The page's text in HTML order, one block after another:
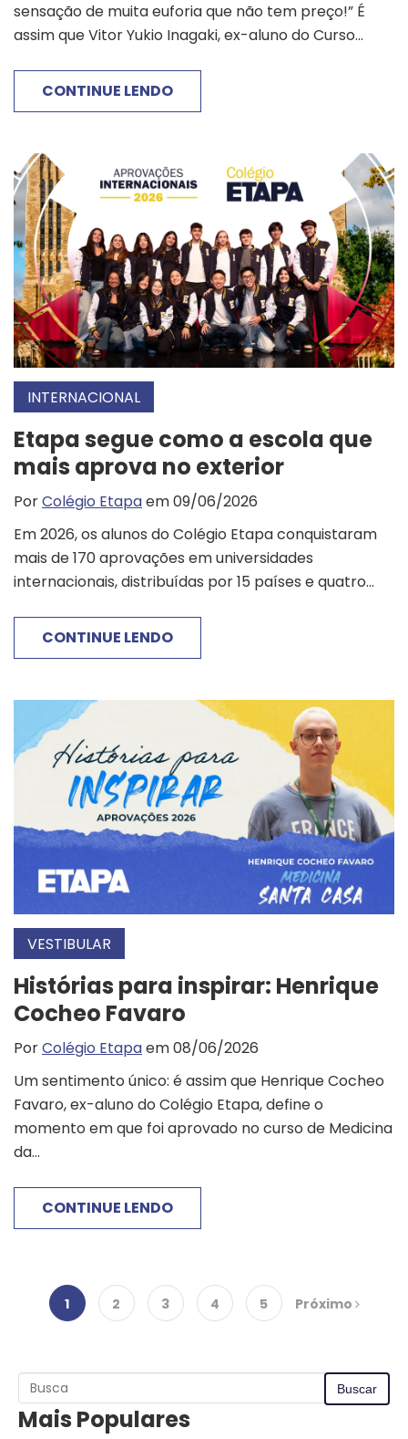
sensação de muita euforia que não tem preço!” É
assim que Vitor Yukio Inagaki, ex-aluno do Curso...
CONTINUE LENDO
INTERNACIONAL
Etapa segue como a escola que
mais aprova no exterior
PorColégio Etapaem 09/06/2026
Em 2026, os alunos do Colégio Etapa conquistaram
mais de 170 aprovações em universidades
internacionais, distribuídas por 15 países e quatro...
CONTINUE LENDO
VESTIBULAR
Histórias para inspirar: Henrique
Cocheo Favaro
PorColégio Etapaem 08/06/2026
Um sentimento único: é assim que Henrique Cocheo
Favaro, ex-aluno do Colégio Etapa, define o
momento em que foi aprovado no curso de Medicina
da...
CONTINUE LENDO
1 2 3 4 5 Próximo
Mais Populares